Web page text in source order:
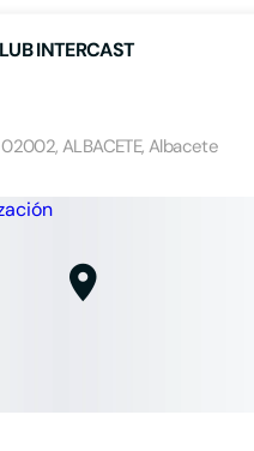
INTERCAST
ALBACETE, Albacete